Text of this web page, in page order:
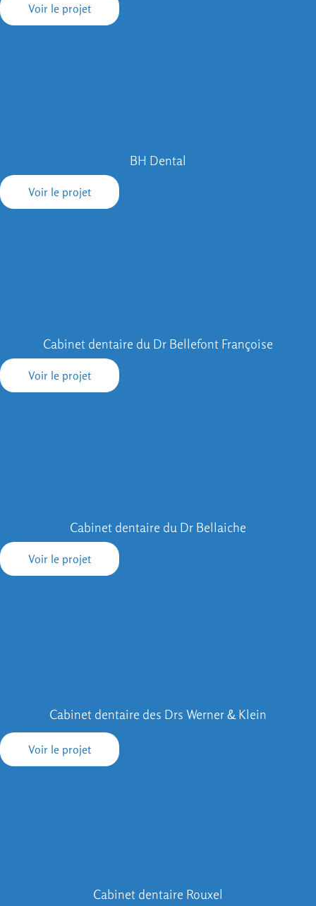
Voir le projet
BH Dental
Voir le projet
Cabinet dentaire du Dr Bellefont Françoise
Voir le projet
Cabinet dentaire du Dr Bellaiche
Voir le projet
Cabinet dentaire des Drs Werner & Klein
Voir le projet
Cabinet dentaire Rouxel